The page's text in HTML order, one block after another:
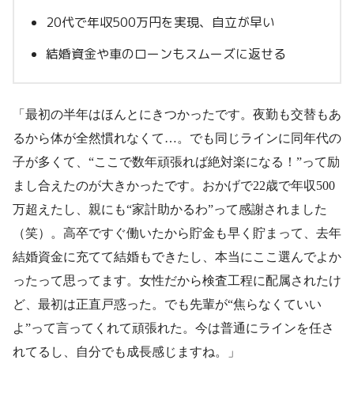
20代で年収500万円を実現、自立が早い
結婚資金や車のローンもスムーズに返せる
「最初の半年はほんとにきつかったです。夜勤も交替もあ
るから体が全然慣れなくて…。でも同じラインに同年代の
子が多くて、“ここで数年頑張れば絶対楽になる！”って励
まし合えたのが大きかったです。おかげで22歳で年収500
万超えたし、親にも“家計助かるわ”って感謝されました
（笑）。高卒ですぐ働いたから貯金も早く貯まって、去年
結婚資金に充てて結婚もできたし、本当にここ選んでよか
ったって思ってます。女性だから検査工程に配属されたけ
ど、最初は正直戸惑った。でも先輩が“焦らなくていい
よ”って言ってくれて頑張れた。今は普通にラインを任さ
れてるし、自分でも成長感じますね。」